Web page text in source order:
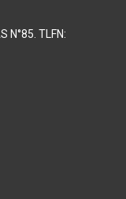
N°85. TLFN: